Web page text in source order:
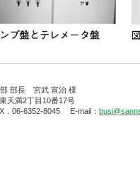
部長 宮武 宣治 様
天満2丁目10番17号
06-6352-8045 E-mail：